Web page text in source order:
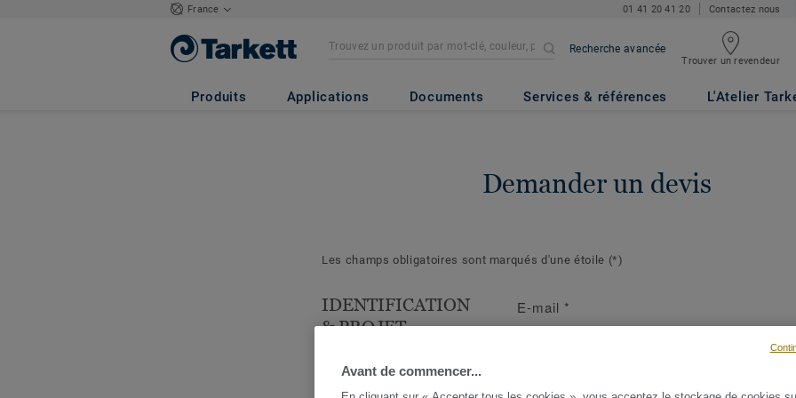
France 01 41 20 41 20 Contactez nous
Recherche avancée
Trouver un revendeur
Produits Applications Documents Services & références L'Atelier
Demander un devis
Les champs obligatoires sont marqués d'une étoile (*)
IDENTIFICATION
& PROJET
nous permettront de mieux
E-mail *
Avant de commencer...